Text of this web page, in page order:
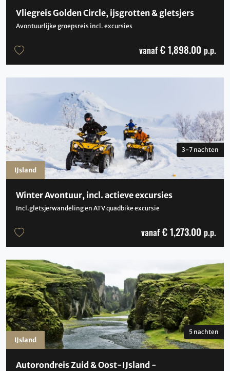
Vliegreis Golden Circle, ijsgrotten & gletsjers
Avontuurlijke groepsreis incl. excursies
vanaf € 1,898.00 p.p.
Winter Avontuur, incl. actieve excursies
Incl.gletsjerwandeling en ATV quadbike excursie
3-7 nachten
vanaf € 1,273.00 p.p.
IJsland
Autorondreis Zuid & Oost-IJsland -
5 nachten
IJsland